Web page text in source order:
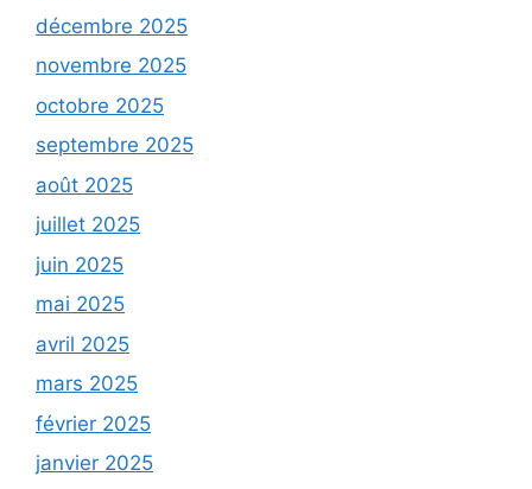
décembre 2025
novembre 2025
octobre 2025
septembre 2025
août 2025
juillet 2025
juin 2025
mai 2025
avril 2025
mars 2025
février 2025
janvier 2025